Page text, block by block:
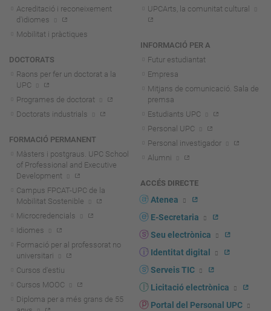
Acreditació i reconeixement
d'idiomes
Mobilitat i pràctiques
DOCTORATS
Raons per fer un doctorat a la
UPC
Programes de doctorat
Doctorats industrials
FORMACIÓ PERMANENT
Màsters i postgraus. UPC School
of Professional and Executive
Development
Campus FPCAT-UPC de la
Mobilitat Sostenible
Microcredencials
Idiomes
Formació per al professorat no
universitari
Cursos d'estiu
Cursos MOOC
Diploma per a més grans de 55
UPCArts, la comunitat cultural
INFORMACIÓ PER A
Futur estudiantat
Empresa
Mitjans de comunicació. Sala de
premsa
Estudiants UPC
Personal UPC
Personal investigador
Alumni
ACCÉS DIRECTE
Atenea
E-Secretaria
Seu electrònica
Identitat digital
Serveis TIC
Licitació electrònica
Portal del Personal UPC